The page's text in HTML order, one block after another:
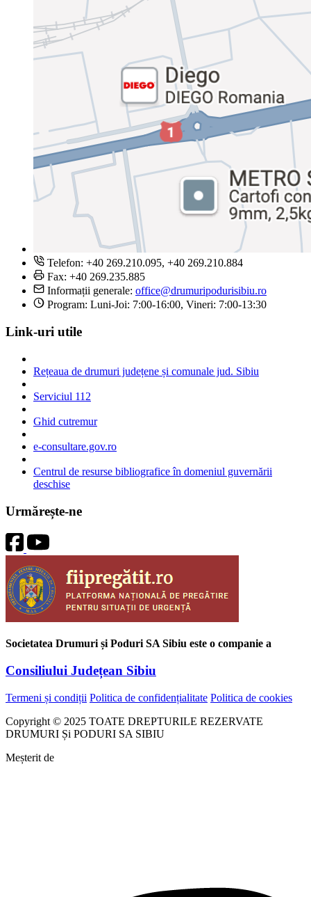
Telefon: +40 269.210.095, +40 269.210.884
Fax: +40 269.235.885
Informații generale: office@drumuripodurisibiu.ro
Program: Luni-Joi: 7:00-16:00, Vineri: 7:00-13:30
Link-uri utile
Rețeaua de drumuri județene și comunale jud. Sibiu
Serviciul 112
Ghid cutremur
e-consultare.gov.ro
Centrul de resurse bibliografice în domeniul guvernării
deschise
Urmărește-ne
Societatea Drumuri și Poduri SA Sibiu este o companie a
Consiliului Județean Sibiu
Termeni și condiții Politica de confidențialitate Politica de cookies
Copyright © 2025 TOATE DREPTURILE REZERVATE
DRUMURI Și PODURI SA SIBIU
Meșterit de